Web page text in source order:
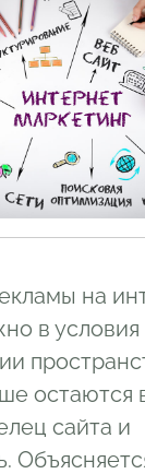
на
в условия
остаются
сайта и